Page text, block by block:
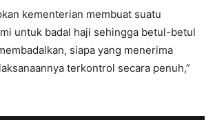
kementerian membuat suatu
untuk badal haji sehingga betul-betul
siapa yang menerima
terkontrol secara penuh,”